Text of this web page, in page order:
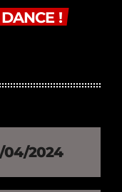
!
04/2024